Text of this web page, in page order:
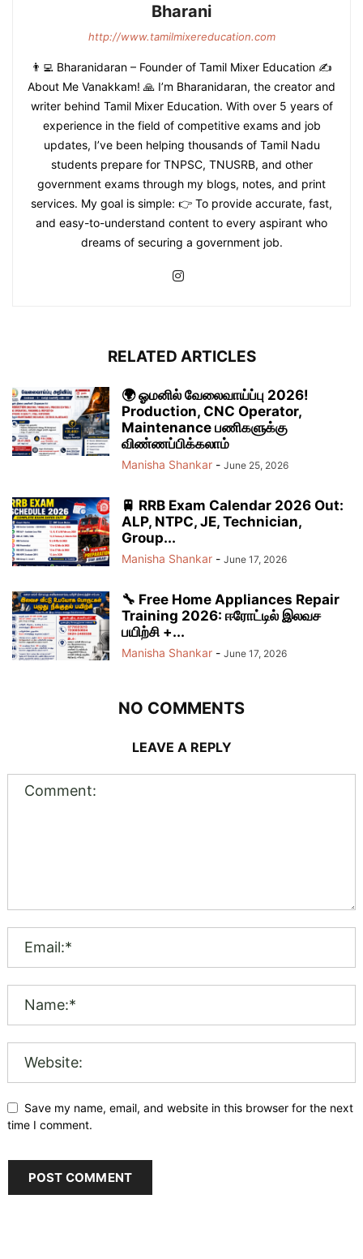
Bharani
http://www.tamilmixereducation.com
👨‍💻 Bharanidaran – Founder of Tamil Mixer Education ✍️
About Me Vanakkam! 🙏 I’m Bharanidaran, the creator and
writer behind Tamil Mixer Education. With over 5 years of
experience in the field of competitive exams and job
updates, I’ve been helping thousands of Tamil Nadu
students prepare for TNPSC, TNUSRB, and other
government exams through my blogs, notes, and print
services. My goal is simple: 👉 To provide accurate, fast,
and easy-to-understand content to every aspirant who
dreams of securing a government job.
RELATED ARTICLES
🌍 ஓமனில் வேலைவாய்ப்பு 2026!
Production, CNC Operator,
Maintenance பணிகளுக்கு
விண்ணப்பிக்கலாம்
Manisha Shankar - June 25, 2026
🚆 RRB Exam Calendar 2026 Out:
ALP, NTPC, JE, Technician,
Group...
Manisha Shankar - June 17, 2026
🔧 Free Home Appliances Repair
Training 2026: ஈரோட்டில் இலவச
பயிற்சி +...
Manisha Shankar - June 17, 2026
NO COMMENTS
LEAVE A REPLY
Save my name, email, and website in this browser for the next
time I comment.